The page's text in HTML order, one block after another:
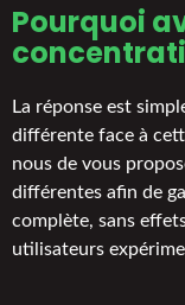
Pourquoi
La réponse est
différente face à
nous de vous
différentes afin de
complète, sans
utilisateurs